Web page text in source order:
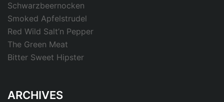
Schwarzbeernocken
Smoked Apfelstrudel
Red Wild Salt’n Pepper
The Green Meat
Bitter Sweet Hipster
ARCHIVES